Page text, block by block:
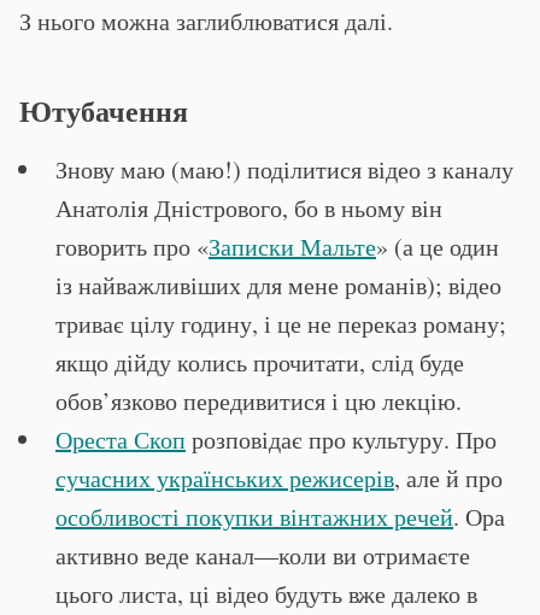
З нього можна заглиблюватися далі.
Ютубачення
Знову маю (маю!) поділитися відео з каналу
Анатолія Дністрового, бо в ньому він
говорить про «Записки Мальте» (а це один
із найважливіших для мене романів); відео
триває цілу годину, і це не переказ роману;
якщо дійду колись прочитати, слід буде
обов’язково передивитися і цю лекцію.
Ореста Скопрозповідає про культуру. Про
сучасних українських режисерів, але й про
особливості покупки вінтажних речей. Ора
активно веде канал—коли ви отримаєте
цього листа, ці відео будуть вже далеко в